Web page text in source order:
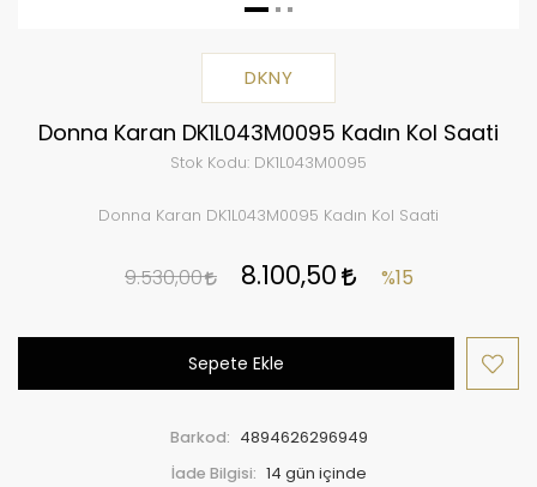
DKNY
Donna Karan DK1L043M0095 Kadın Kol Saati
Stok Kodu: DK1L043M0095
Donna Karan DK1L043M0095 Kadın Kol Saati
9.530,00 8.100,50 %15
Sepete Ekle
Barkod: 4894626296949
İade Bilgisi: